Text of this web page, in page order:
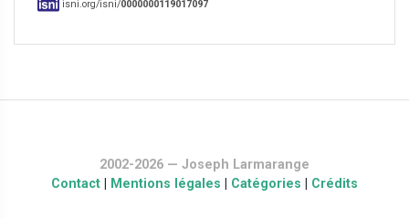
isni.org/isni/0000000119017097
2002-2026 — Joseph Larmarange
Contact
Mentions légales Catégories Crédits